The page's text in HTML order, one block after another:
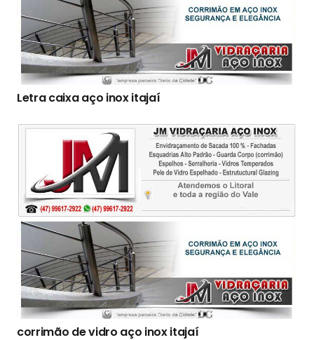
Letra caixa aço inox itajaí
corrimão de vidro aço inox itajaí